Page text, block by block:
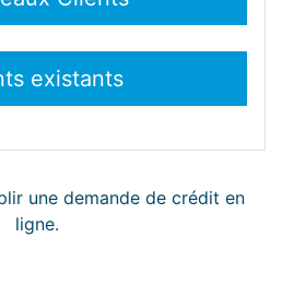
une demande de crédit en
ligne.